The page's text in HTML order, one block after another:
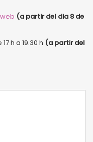
(a partir del dia 8 de
h a 19.30 h (a partir del